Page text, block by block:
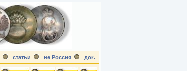
статьи не Россия док.